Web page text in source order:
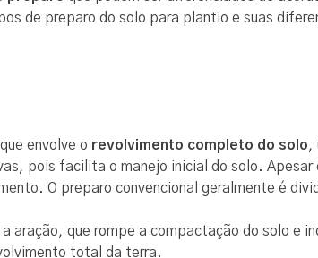
de preparo do solo para plantio e suas
envolve o revolvimento completo do solo,
pois facilita o manejo inicial do solo.
O preparo convencional geralmente é
a aração, que rompe a compactação do solo e
total da terra.